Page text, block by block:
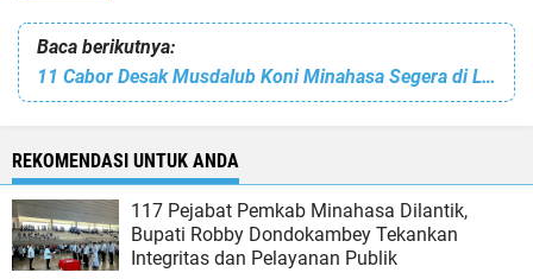
Baca berikutnya:
11 Cabor Desak Musdalub Koni Minahasa Segera di Lakukan
REKOMENDASI UNTUK ANDA
117 Pejabat Pemkab Minahasa Dilantik,
Bupati Robby Dondokambey Tekankan
Integritas dan Pelayanan Publik